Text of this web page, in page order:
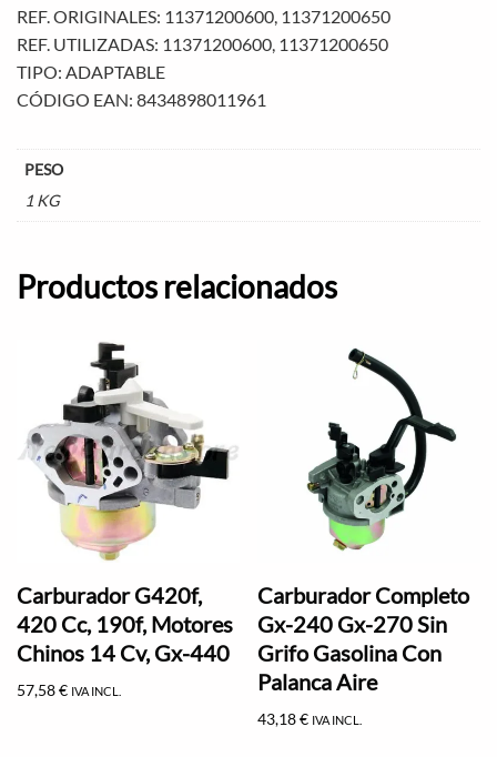
REF. ORIGINALES: 11371200600, 11371200650
REF. UTILIZADAS: 11371200600, 11371200650
TIPO: ADAPTABLE
CÓDIGO EAN: 8434898011961
PESO
1 KG
Productos relacionados
Carburador G420f,
420 Cc, 190f, Motores
Chinos 14 Cv, Gx-440
57,58€ IVA INCL.
Carburador Completo
Gx-240 Gx-270 Sin
Grifo Gasolina Con
Palanca Aire
43,18€ IVA INCL.